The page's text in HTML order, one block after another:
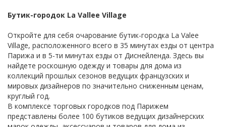
Бутик-городок La Vallee Village
Откройте для себя очарование бутик-городка La Valee
Village, расположенного всего в 35 минутах езды от центра
Парижа и в 5-ти минутах езды от Диснейленда. Здесь вы
найдете роскошную одежду и товары для дома из
коллекций прошлых сезонов ведущих французских и
мировых дизайнеров по значительно сниженным ценам,
круглый год.
В комплексе торговых городков под Парижем
представлены более 100 бутиков ведущих дизайнерских